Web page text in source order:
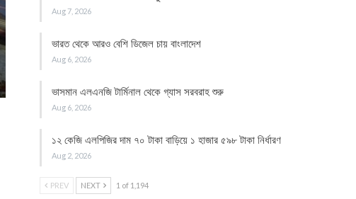
Aug 7, 2026
ভারত থেকে আরও বেশি ডিজেল চায় বাংলাদেশ
Aug 6, 2026
ভাসমান এলএনজি টার্মিনাল থেকে গ্যাস সরবরাহ শুরু
Aug 6, 2026
১২ কেজি এলপিজির দাম ৭০ টাকা বাড়িয়ে ১ হাজার ৫৯৮ টাকা নির্ধারণ
Aug 2, 2026
PREV NEXT 1 of 1,194